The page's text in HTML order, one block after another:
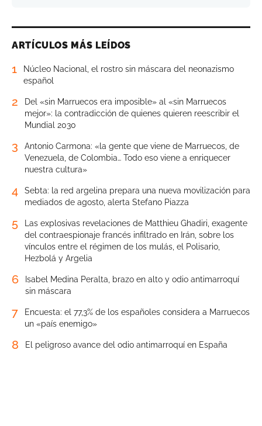
ARTÍCULOS MÁS LEÍDOS
1
Núcleo Nacional, el rostro sin máscara del neonazismo
español
2
Del «sin Marruecos era imposible» al «sin Marruecos
mejor»: la contradicción de quienes quieren reescribir el
Mundial 2030
3
Antonio Carmona: «la gente que viene de Marruecos, de
Venezuela, de Colombia… Todo eso viene a enriquecer
nuestra cultura»
4
Sebta: la red argelina prepara una nueva movilización para
mediados de agosto, alerta Stefano Piazza
5
Las explosivas revelaciones de Matthieu Ghadiri, exagente
del contraespionaje francés infiltrado en Irán, sobre los
vínculos entre el régimen de los mulás, el Polisario,
Hezbolá y Argelia
6
Isabel Medina Peralta, brazo en alto y odio antimarroquí
sin máscara
7
Encuesta: el 77,3% de los españoles considera a Marruecos
un «país enemigo»
8 El peligroso avance del odio antimarroquí en España